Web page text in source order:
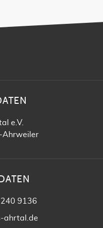
e.V.
Ahrweiler
9136
ahrtal.de